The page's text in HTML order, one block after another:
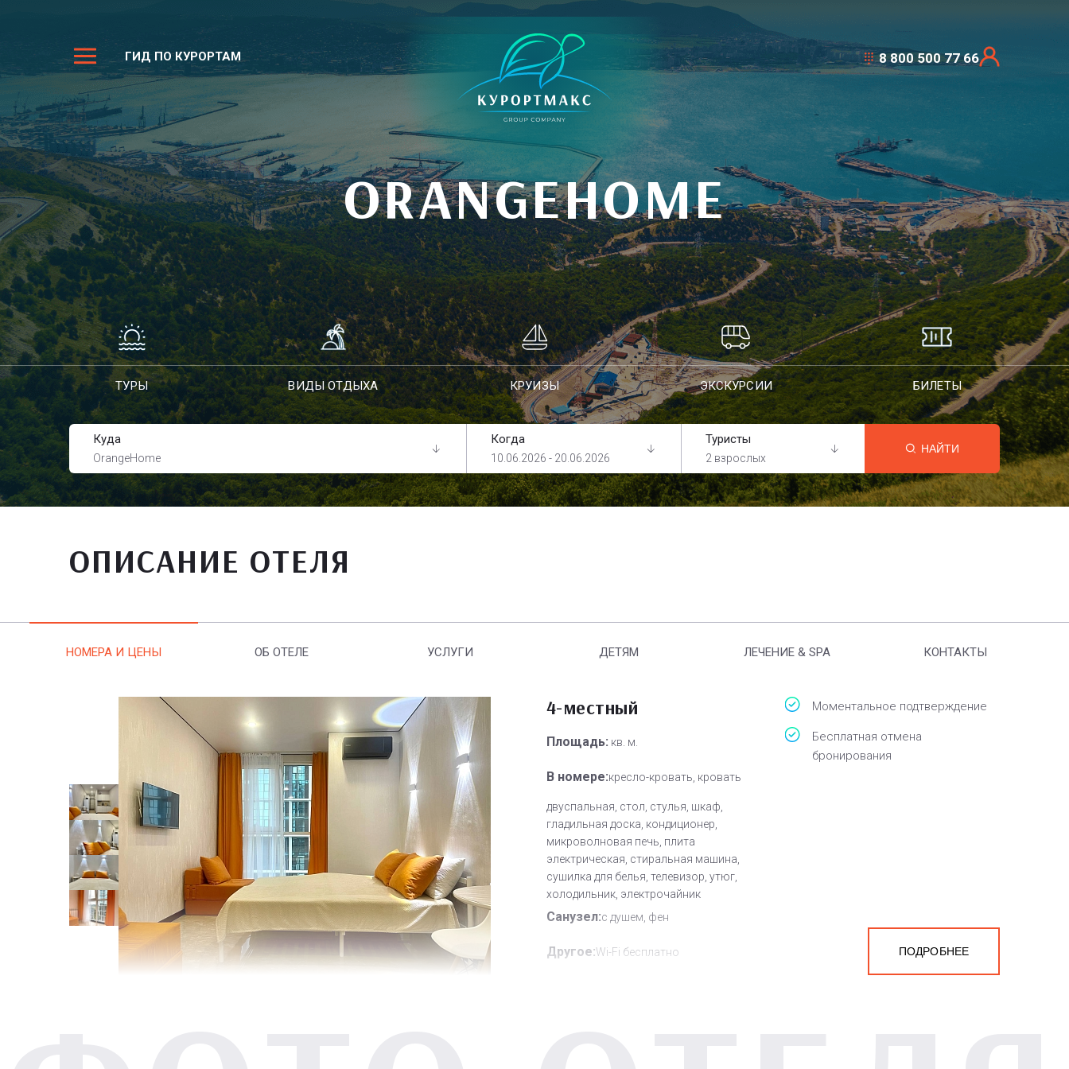
ГИД ПО КУРОРТАМ 8 800 500 77 66
ORANGEHOME
ТУРЫ ВИДЫ ОТДЫХА КРУИЗЫ ЭКСКУРСИИ БИЛЕТЫ
Куда
OrangeHome
Когда
10.06.2026 - 20.06.2026
Туристы
2 взрослых
НАЙТИ
ОПИСАНИЕ ОТЕЛЯ
НОМЕРА И ЦЕНЫ ОБ ОТЕЛЕ УСЛУГИ ДЕТЯМ ЛЕЧЕНИЕ & SPA КОНТАКТЫ
4-местный
Площадь: кв. м.
В номере:кресло-кровать, кровать
двуспальная, стол, стулья, шкаф,
гладильная доска, кондиционер,
микроволновая печь, плита
электрическая, стиральная машина,
сушилка для белья, телевизор, утюг,
холодильник, электрочайник
Санузел:с душем, фен
Другое:Wi-Fi бесплатно
Моментальное подтверждение
Бесплатная отмена
бронирования
ПОДРОБНЕЕ